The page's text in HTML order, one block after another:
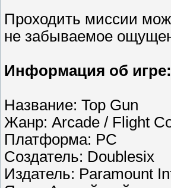
Проходить миссии
не забываемое
Информация об игре:
Название: Top Gun
Жанр: Arcade / Flight
Платформа: PC
Создатель: Doublesix
Издатель: Paramount